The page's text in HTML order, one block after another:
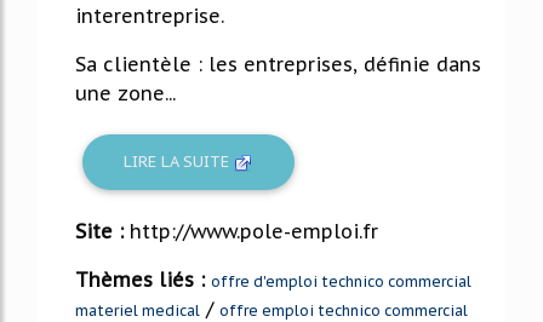
interentreprise.
Sa clientèle : les entreprises, définie dans
une zone...
LIRE LA SUITE
Site : http://www.pole-emploi.fr
Thèmes liés : offre d'emploi technico commercial
materiel medical / offre emploi technico commercial